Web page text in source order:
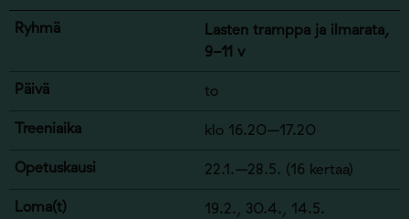
Lasten tramppa ja ilmarata,
9-11 v
to
klo 16.20–17.20
22.1.–28.5. (16 kertaa)
19.2., 30.4., 14.5.